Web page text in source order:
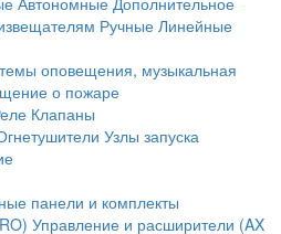
Ручные Линейные
оповещения, музыкальная
о пожаре
Клапаны
Узлы запуска
панели и комплекты
Управление и расширители (AX